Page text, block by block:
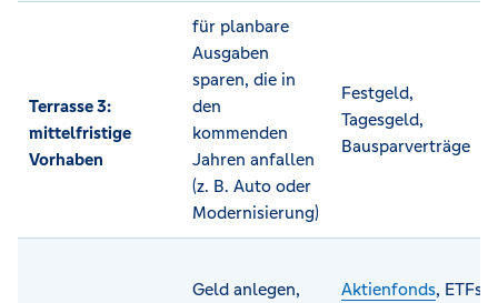
Terrasse 3:
mittelfristige
Vorhaben
für planbare
Ausgaben
sparen, die in
den
kommenden
Jahren anfallen
(z. B. Auto oder
Modernisierung)
Festgeld,
Tagesgeld,
Bausparverträge
Geld anlegen,
Aktienfonds, ETFs,